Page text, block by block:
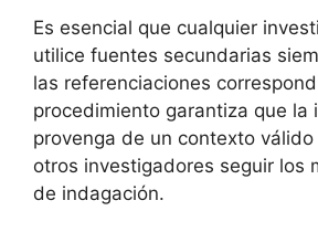
Es esencial que cualquier
utilice fuentes secundarias
las referenciaciones
procedimiento garantiza que la
provenga de un contexto
otros investigadores seguir los
de indagación.